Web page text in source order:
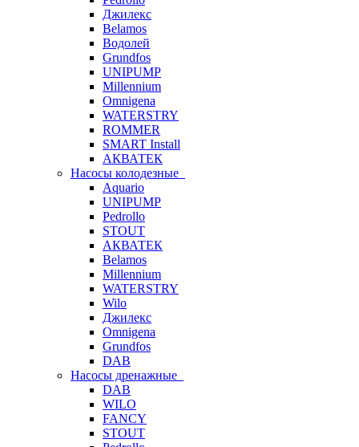
Джилекс
Belamos
Водолей
Grundfos
UNIPUMP
Millennium
Omnigena
WATERSTRY
ROMMER
SMART Install
АКВАТЕК
Насосы колодезные
Aquario
UNIPUMP
Pedrollo
STOUT
АКВАТЕК
Belamos
Millennium
WATERSTRY
Wilo
Джилекс
Omnigena
Grundfos
DAB
Насосы дренажные
DAB
WILO
FANCY
STOUT